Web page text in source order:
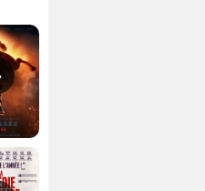
De la Comédie-Française Teaser VF